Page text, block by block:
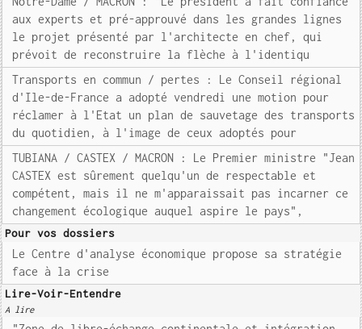
aux experts et pré-approuvé dans les grandes lignes
le projet présenté par l'architecte en chef, qui
prévoit de reconstruire la flèche à l'identiqu
Transports en commun / pertes : Le Conseil régional
d'Ile-de-France a adopté vendredi une motion pour
réclamer à l'Etat un plan de sauvetage des transports
du quotidien, à l'image de ceux adoptés pour
TUBIANA / CASTEX / MACRON : Le Premier ministre "Jean
CASTEX est sûrement quelqu'un de respectable et
compétent, mais il ne m'apparaissait pas incarner ce
changement écologique auquel aspire le pays",
Pour vos dossiers
Le Centre d'analyse économique propose sa stratégie
face à la crise
Lire-Voir-Entendre
A lire